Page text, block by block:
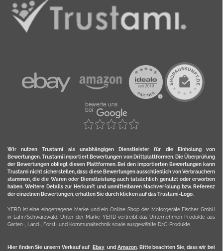
Wir nutzen Trustami als unabhängigen Dienstleister für die Einholung von
Bewertungen. Trustami importiert Bewertungen von Drittplattformen. Die Überprüfung
der Bewertungen obliegt diesen Plattformen. Bei den importierten Bewertungen kann
Trustami nicht sicherstellen, dass diese Bewertungen ausschließlich von Verbrauchern
stammen, die die Waren oder Dienstleistung auch tatsächlich genutzt oder erworben
haben. Weitere Details zur Herkunft und unmittelbaren Nachverfolung bzw. Referenz
der einzelnen Bewertungen, erhalten Sie durch klicken auf das Trustami-Logo.
YERD ist eine eingetragene Marke und ein Online-Shop der Motorgeräte Fischer GmbH
in Lahr/Schwarzwald. Unter der Marke YERD vertreibt das Unternehmen Produkte aus
Garten-, Land-, Forst- und Kommunaltechnik sowie ausgewählte D2C-Produkte.
Hier finden Sie unsern Verkauf auf Ebayund Amazon. Bitte beachten Sie, dass wir bei